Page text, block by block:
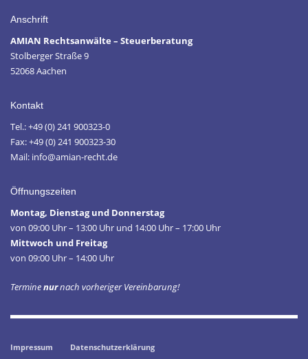
Anschrift
AMIAN Rechtsanwälte – Steuerberatung
Stolberger Straße 9
52068 Aachen
Kontakt
Tel.: +49 (0) 241 900323-0
Fax: +49 (0) 241 900323-30
Mail: info@amian-recht.de
Öffnungszeiten
Montag, Dienstag und Donnerstag
von 09:00 Uhr – 13:00 Uhr und 14:00 Uhr – 17:00 Uhr
Mittwoch und Freitag
von 09:00 Uhr – 14:00 Uhr
Terminenurnach vorheriger Vereinbarung!
Impressum Datenschutzerklärung